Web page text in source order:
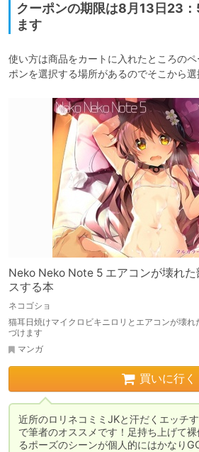
クーポンの期限は8月13日23
ます
使い方は商品をカートに入れたところの
ポンを選択する場所があるのでそこから選
Neko Neko Note 5 エアコンが壊れ
スする本
ネコゴショ
猫耳日焼けマイクロビキニロリとエアコンが壊
づけます
マンガ
買いに行く
近所のロリネコミミJKと汗だくエッチ
で筆者のオススメです！足持ち上げて
るポーズのシーンが個人的にはかなり